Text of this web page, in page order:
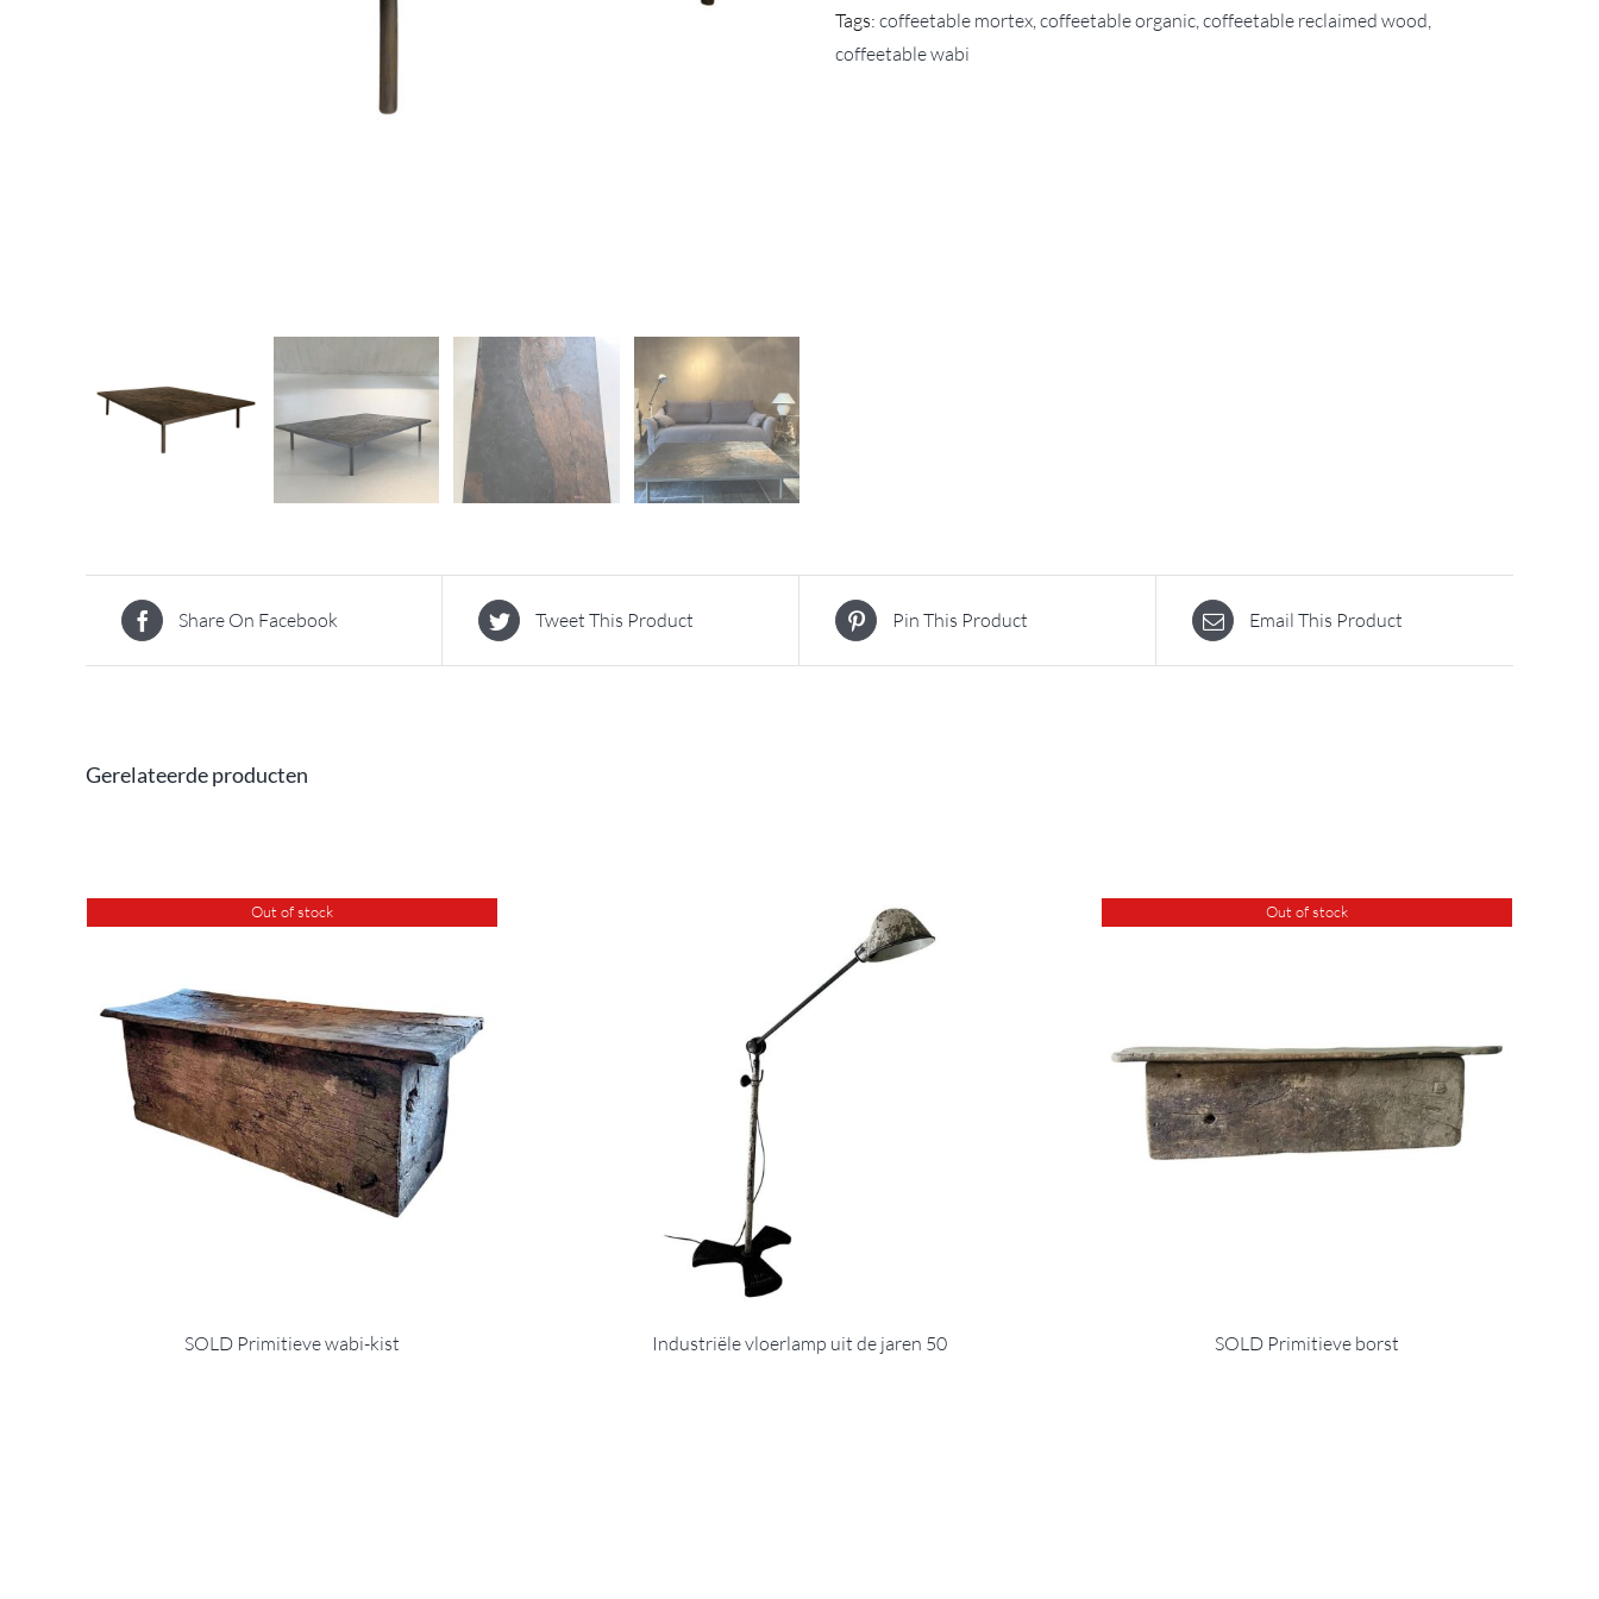
Tags: coffeetable mortex,coffeetable organic,coffeetable reclaimed wood,
coffeetable wabi
Share On Facebook Tweet This Product Pin This Product Email This Product
Gerelateerde producten
Out of stock
SOLD Primitieve wabi-kist Industriële vloerlamp uit de jaren 50
Out of stock
SOLD Primitieve borst